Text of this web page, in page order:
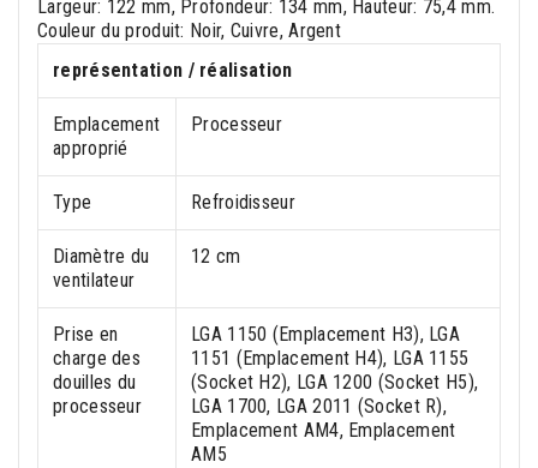
Largeur: 122 mm, Profondeur: 134 mm, Hauteur: 75,4 mm.
Couleur du produit: Noir, Cuivre, Argent
représentation / réalisation
Emplacement
approprié
Processeur
Type Refroidisseur
Diamètre du
ventilateur
12 cm
Prise en
charge des
douilles du
processeur
LGA 1150 (Emplacement H3), LGA
1151 (Emplacement H4), LGA 1155
(Socket H2), LGA 1200 (Socket H5),
LGA 1700, LGA 2011 (Socket R),
Emplacement AM4, Emplacement
AM5